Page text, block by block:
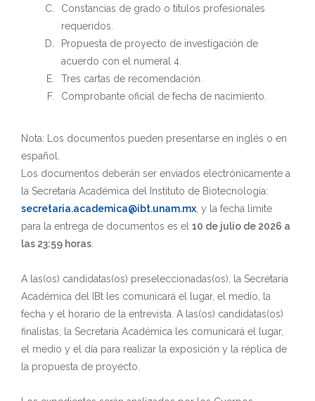
Constancias de grado o títulos profesionales
requeridos.
Propuesta de proyecto de investigación de
acuerdo con el numeral 4.
Tres cartas de recomendación.
Comprobante oficial de fecha de nacimiento.
Nota: Los documentos pueden presentarse en inglés o en
español.
Los documentos deberán ser enviados electrónicamente a
la Secretaría Académica del Instituto de Biotecnología:
secretaria.academica@ibt.unam.mx , y la fecha límite
para la entrega de documentos es el 10 de julio de 2026 a
las 23:59 horas
A las(os) candidatas(os) preseleccionadas(os), la Secretaría
Académica del IBt les comunicará el lugar, el medio, la
fecha y el horario de la entrevista. A las(os) candidatas(os)
finalistas, la Secretaría Académica les comunicará el lugar,
el medio y el día para realizar la exposición y la réplica de
la propuesta de proyecto.